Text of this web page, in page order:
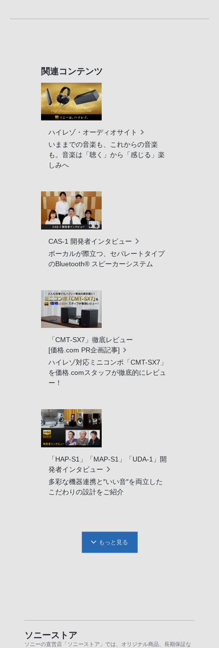
関連コンテンツ
ハイレゾ・オーディオサイト
いままでの音楽も、これからの音楽
も。音楽は「聴く」から「感じる」楽
しみへ
CAS-1 開発者インタビュー
ボーカルが際立つ、セパレートタイプ
のBluetooth® スピーカーシステム
「CMT-SX7」徹底レビュー
[価格.com PR企画記事]
ハイレゾ対応ミニコンポ「CMT-SX7」
を価格.comスタッフが徹底的にレビュ
ー！
「HAP-S1」「MAP-S1」「UDA-1」開
発者インタビュー
多彩な機器連携と″いい音″を両立した
こだわりの設計をご紹介
もっと見る
ソニーストア
ソニーの直営店「ソニーストア」では、オリジナル商品、長期保証な